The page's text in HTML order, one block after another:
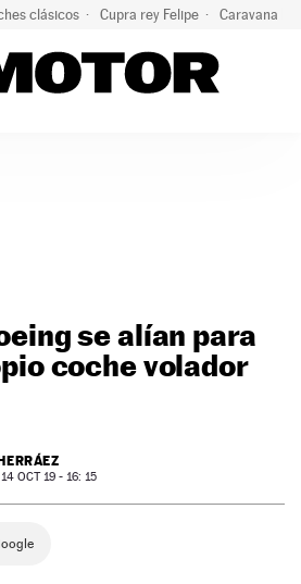
clásicos Cupra rey Felipe Caravana
se alían para
coche volador
OCT 19 - 16: 15